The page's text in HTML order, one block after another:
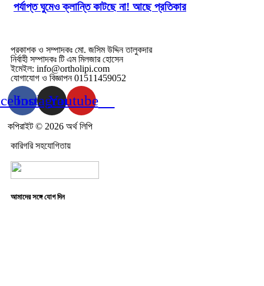
পর্যাপ্ত ঘুমেও ক্লান্তি কাটছে না! আছে প্রতিকার
প্রকাশক ও সম্পাদকঃ মো. জসিম উদ্দিন তালুকদার
নির্বাহী সম্পাদকঃ টি এম মিলজার হোসেন
ইমেইল: info@ortholipi.com
যোগাযোগ ও বিজ্ঞাপন 01511459052
Instagram
Youtube
কপিরাইট © 2026 অর্থ লিপি
কারিগরি সহযোগিতায়
আমাদের সঙ্গে যোগ দিন